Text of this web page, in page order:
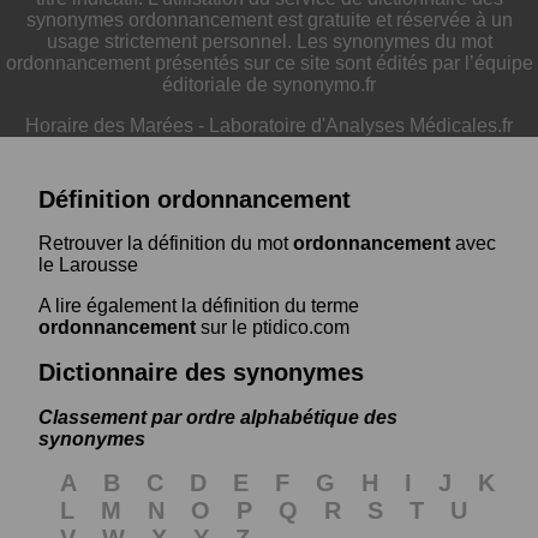
synonymes ordonnancement est gratuite et réservée à un
usage strictement personnel. Les synonymes du mot
ordonnancement présentés sur ce site sont édités par l’équipe
éditoriale de synonymo.fr
Horaire des Marées - Laboratoire d'Analyses Médicales.fr
Définition ordonnancement
Retrouver la définition du motordonnancement avec
le Larousse
A lire également la définition du terme
ordonnancement sur le ptidico.com
Dictionnaire des synonymes
Classement par ordre alphabétique des
synonymes
A B C D E F G H I J
K
L
M N O P Q R S T
U